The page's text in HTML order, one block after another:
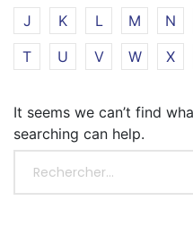
J
K L M N
T
U V W X
It seems we can’t find
searching can help.